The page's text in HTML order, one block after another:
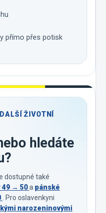
přímo přes potisk
ŽIVOTNÍ
hledáte
dostupné také
49 → 50a pánské
. Pro oslavenkyni
narozeninovými